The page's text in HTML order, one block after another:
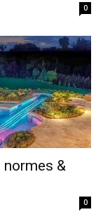
0
normes &
0